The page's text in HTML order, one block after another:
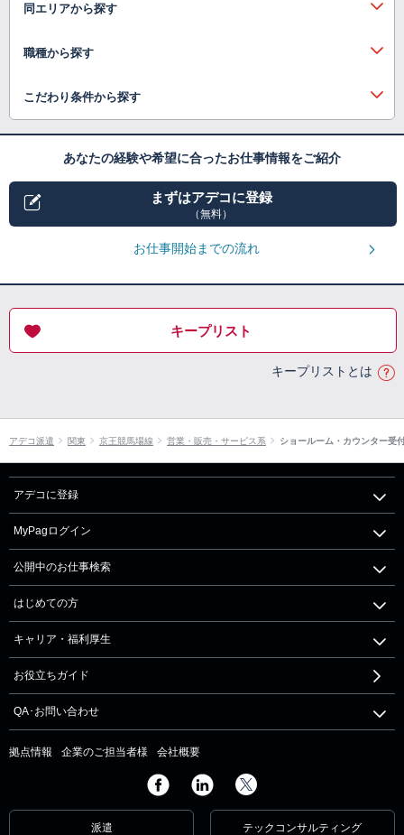
同エリアから探す
職種から探す
こだわり条件から探す
あなたの経験や希望に合ったお仕事情報をご紹介
まずはアデコに登録
（無料）
お仕事開始までの流れ
キープリスト
キープリストとは
アデコ派遣 関東 京王競馬場線 営業・販売・サービス系 ショールーム・カウンター受
アデコに登録
MyPagログイン
公開中のお仕事検索
はじめての方
キャリア・福利厚生
お役立ちガイド
QA･お問い合わせ
拠点情報 企業のご担当者様 会社概要
派遣 テックコンサルティング